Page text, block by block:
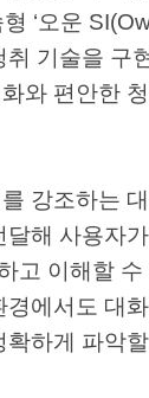
‘오운
취 기술을 구
와 편안한
강조하는
달해 사용자
고 이해할 수
경에서도 대
확하게 파악